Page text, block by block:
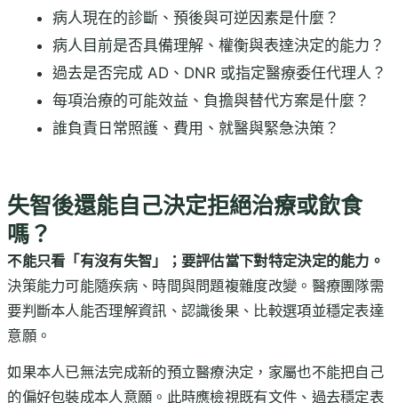
病人現在的診斷、預後與可逆因素是什麼？
病人目前是否具備理解、權衡與表達決定的能力？
過去是否完成 AD、DNR 或指定醫療委任代理人？
每項治療的可能效益、負擔與替代方案是什麼？
誰負責日常照護、費用、就醫與緊急決策？
失智後還能自己決定拒絕治療或飲食
嗎？
不能只看「有沒有失智」；要評估當下對特定決定的能力。
決策能力可能隨疾病、時間與問題複雜度改變。醫療團隊需
要判斷本人能否理解資訊、認識後果、比較選項並穩定表達
意願。
如果本人已無法完成新的預立醫療決定，家屬也不能把自己
的偏好包裝成本人意願。此時應檢視既有文件、過去穩定表